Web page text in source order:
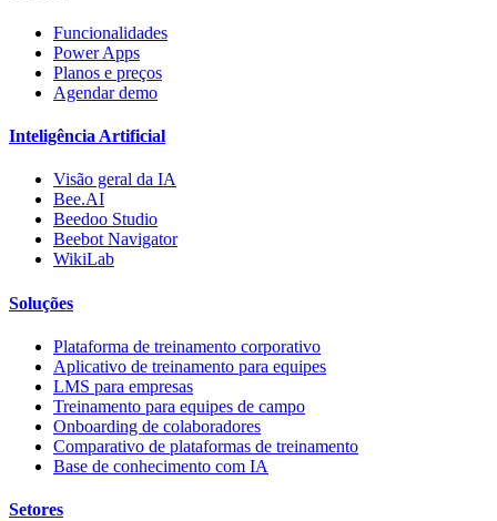
Funcionalidades
Power Apps
Planos e preços
Agendar demo
Inteligência Artificial
Visão geral da IA
Bee.AI
Beedoo Studio
Beebot Navigator
WikiLab
Soluções
Plataforma de treinamento corporativo
Aplicativo de treinamento para equipes
LMS para empresas
Treinamento para equipes de campo
Onboarding de colaboradores
Comparativo de plataformas de treinamento
Base de conhecimento com IA
Setores